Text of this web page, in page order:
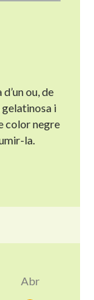
ou, de
gelatinosa i
color negre
la.
Abr